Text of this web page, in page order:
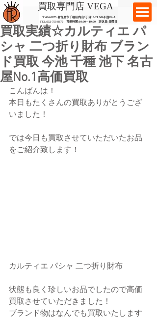
​買取専門店 VEGA
〒464-0075 名古屋市千種区内山3丁目10-21 ​ NR今池2F-A​
TEL:052-753-8670 営業時間:10:00～19:00​ 定休日:日曜日
買取実績☆カルティエ パ
シャ 二つ折り財布 ブラン
ド買取 今池 千種 池下 名古
屋No.1高価買取
こんばんは！
本日もたくさんの買取ありがとうござ
いました！
では今日も買取させていただいたお品
をご紹介致します！
カルティエ パシャ 二つ折り財布
状態も良く珍しいお品でしたので高価
買取させていただきました！
ブランド物はなんでも買取いたします